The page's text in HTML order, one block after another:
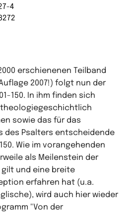
4
erschienenen Teilband
2007!) folgt nun der
150. In ihm finden sich
sowie das für das
des Psalters entscheidende
Wie im vorangehenden
als Meilenstein der
und eine breite
erfahren hat (u.a.
wird auch hier wieder
"Von der